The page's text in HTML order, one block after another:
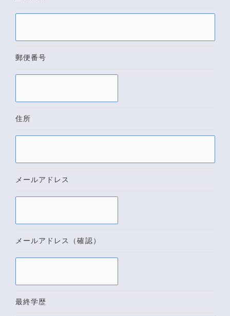
郵便番号
住所
メールアドレス
メールアドレス（確認）
最終学歴